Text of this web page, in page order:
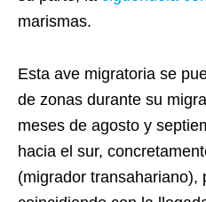
marismas.
Esta ave migratoria se
de zonas durante su
meses de agosto y
hacia el sur,
(migrador transahariano),